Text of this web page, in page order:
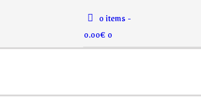
0 items -
0.00€ 0